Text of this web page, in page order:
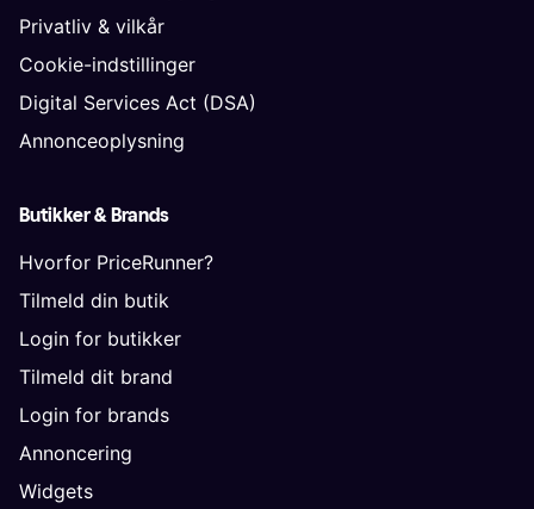
Privatliv & vilkår
Cookie-indstillinger
Digital Services Act (DSA)
Annonceoplysning
Butikker & Brands
Hvorfor PriceRunner?
Tilmeld din butik
Login for butikker
Tilmeld dit brand
Login for brands
Annoncering
Widgets